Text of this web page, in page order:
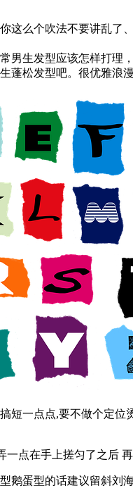
么个吹法不要讲乱了
生发型应该怎样打理
蓬松发型吧。很优雅浪漫
一点点,要不做个定
点在手上搓匀了之后
蛋型的话建议留斜刘